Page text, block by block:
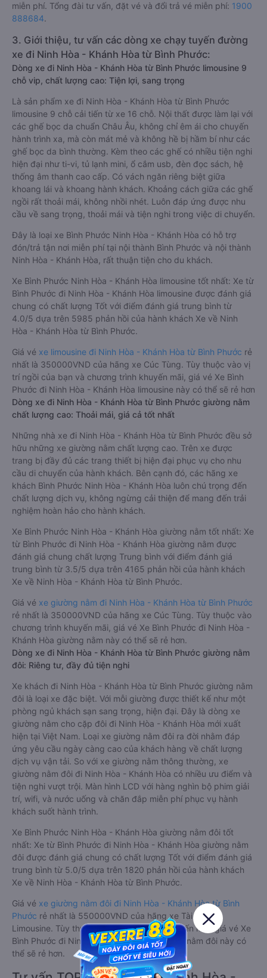
miễn phí. Tổng đài tư vấn, đặt vé và đổi trả vé miễn phí: 1900
888684.
3. Giới thiệu, tư vấn các dòng xe chạy tuyến đường
xe đi Ninh Hòa - Khánh Hòa từ Bình Phước:
Dòng xe đi Ninh Hòa - Khánh Hòa từ Bình Phước limousine 9
chỗ vip, chất lượng cao: Tiện lợi, sang trọng
Là sản phẩm xe đi Ninh Hòa - Khánh Hòa từ Bình Phước
limousine 9 chỗ cải tiến từ xe 16 chỗ. Nội thất được làm lại với
các ghế bọc da chuẩn Châu Âu, không chỉ êm ái cho chuyến
hành trình xa, mà còn mát mẻ và không hề bị hầm bí như các
ghế bọc da bình thường. Kèm theo các ghế có nhiều tiện nghi
hiện đại như ti-vi, tủ lạnh mini, ổ cắm usb, đèn đọc sách, hệ
thống âm thanh cao cấp. Có vách ngăn riêng biệt giữa
khoang lái và khoang hành khách. Khoảng cách giữa các ghế
ngồi rất thoải mái, không nhồi nhét. Luôn đáp ứng được nhu
cầu về sang trọng, thoải mái và tiện nghi trong việc di chuyển.
Đây là loại xe Bình Phước Ninh Hòa - Khánh Hòa có hỗ trợ
đón/trả tận nơi miễn phí tại nội thành Bình Phước và nội thành
Ninh Hòa - Khánh Hòa, rất thuận tiện cho du khách.
Xe Bình Phước Ninh Hòa - Khánh Hòa limousine tốt nhất: Xe từ
Bình Phước đi Ninh Hòa - Khánh Hòa limousine được đánh giá
chung có chất lượng Tốt với điểm đánh giá trung bình từ
4.0/5 dựa trên 5985 phản hồi của hành khách Xe về Ninh
Hòa - Khánh Hòa từ Bình Phước.
Giá vé xe limousine đi Ninh Hòa - Khánh Hòa từ Bình Phước rẻ
nhất là 350000VND của hãng xe Cúc Tùng. Tùy thuộc vào vị
trí ngồi của bạn và chương trình khuyến mãi, giá vé Xe Bình
Phước đi Ninh Hòa - Khánh Hòa limousine này có thể sẽ rẻ hơn
Dòng xe đi Ninh Hòa - Khánh Hòa từ Bình Phước giường nằm
chất lượng cao: Thoải mái, giá cả tốt nhất
Những nhà xe đi Ninh Hòa - Khánh Hòa từ Bình Phước đều sở
hữu những xe giường nằm chất lượng cao. Trên xe được
trang bị đầy đủ các trang thiết bị hiện đại phục vụ cho nhu
cầu di chuyển của hành khách. Bên cạnh đó, các hãng xe
khách Bình Phước Ninh Hòa - Khánh Hòa luôn chú trọng đến
chất lượng dịch vụ, không ngừng cải thiện để mang đến trải
nghiệm hoàn hảo cho hành khách.
Xe Bình Phước Ninh Hòa - Khánh Hòa giường nằm tốt nhất: Xe
từ Bình Phước đi Ninh Hòa - Khánh Hòa giường nằm được
đánh giá chung chất lượng Trung bình với điểm đánh giá
trung bình từ 3.5/5 dựa trên 4165 phản hồi của hành khách
Xe về Ninh Hòa - Khánh Hòa từ Bình Phước.
Giá vé xe giường nằm đi Ninh Hòa - Khánh Hòa từ Bình Phước
rẻ nhất là 350000VND của hãng xe Cúc Tùng. Tùy thuộc vào
chương trình khuyến mãi, giá vé Xe Bình Phước đi Ninh Hòa -
Khánh Hòa giường nằm này có thể sẽ rẻ hơn.
Dòng xe đi Ninh Hòa - Khánh Hòa từ Bình Phước giường nằm
đôi: Riêng tư, đầy đủ tiện nghi
Xe khách đi Ninh Hòa - Khánh Hòa từ Bình Phước giường nằm
đôi là loại xe đặc biệt. Với mỗi giường được thiết kế như một
phòng ngủ khách sạn sang trọng, hiện đại. Đây là dòng xe
giường nằm cho cặp đôi đi Ninh Hòa - Khánh Hòa mới xuất
hiện tại Việt Nam. Loại xe giường nằm đôi ra đời nhằm đáp
ứng yêu cầu ngày càng cao của khách hàng về chất lượng
dịch vụ vận tải. So với xe giường nằm thông thường, xe
giường nằm đôi đi Ninh Hòa - Khánh Hòa có nhiều ưu điểm và
tiện nghi vượt trội. Màn hình LCD với hàng nghìn bộ phim giải
trí, wifi, và nước uống và chăn đắp miễn phí phục vụ hành
khách suốt hành trình.
Xe Bình Phước Ninh Hòa - Khánh Hòa giường nằm đôi tốt
nhất: Xe từ Bình Phước đi Ninh Hòa - Khánh Hòa giường nằm
đôi được đánh giá chung có chất lượng Tốt với điểm đánh giá
trung bình từ 5.0/5 dựa trên 1820 phản hồi của hành khách
Xe về Ninh Hòa - Khánh Hòa từ Bình Phước.
Giá vé xe giường nằm đôi đi Ninh Hòa - Khánh Hòa từ Bình
Phước rẻ nhất là 550000VND của hãng xe Tài Phát
Limousine. Tùy thuộc vào chương trình khuyến mãi, giá vé Xe
Bình Phước đi Ninh Hòa - Khánh Hòa giường nằm đôi này có
thể sẽ rẻ hơn.